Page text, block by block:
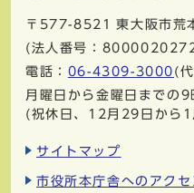
〒577-8521
東大阪市荒
(法人番号：
電話： 06-4309-3000 (
月曜日から金曜日までの
(祝休日、12月29日から1
サイトマップ
市役所本庁舎へのアクセ